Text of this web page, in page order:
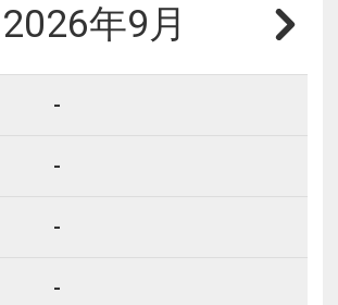
2026年9月
-
-
-
-